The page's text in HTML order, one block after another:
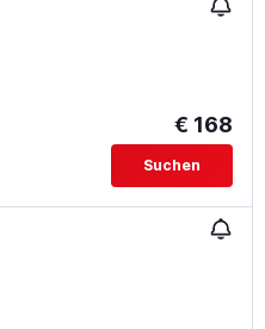
€ 168
Suchen